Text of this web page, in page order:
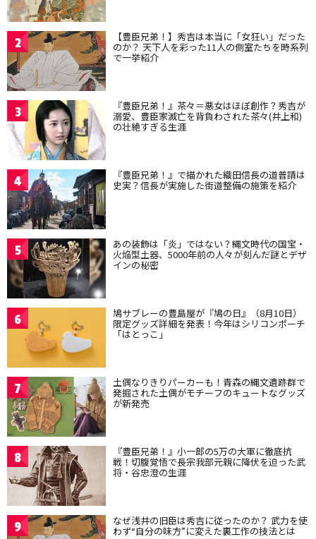
2 【豊臣兄弟！】秀吉は本当に「女狂い」だった
のか？ 天下人を彩った11人の側室たちを時系列
で一挙紹介
3 『豊臣兄弟！』茶々＝悪女はほぼ創作？秀吉が
溺愛、豊臣家滅亡を背負わされた茶々(井上和)
の壮絶すぎる生涯
4 『豊臣兄弟！』で描かれた織田信長の道普請は
史実？信長が実施した街道整備の施策を紹介
5 あの装飾は「炎」ではない？縄文時代の国宝・
火焔型土器、5000年前の人々が刻んだ謎とデザ
インの秘密
6 鳩サブレーの豊島屋が『鳩の日』（8月10日）
限定グッズ詳細を発表！今年はシリコンポーチ
「はとっこ」
7 土偶なりきりパーカーも！青森の縄文遺跡群で
発掘された土偶がモチーフのキュートなグッズ
が新発売
8 『豊臣兄弟！』小一郎の5万の大軍に徹底抗
戦！切腹覚悟で長宗我部元親に降伏を迫った武
将・谷忠澄の生涯
9 なぜ浅井の旧臣は秀吉に従ったのか？ 武力を使
わず“自分の味方”に変えた裏工作の技法とは